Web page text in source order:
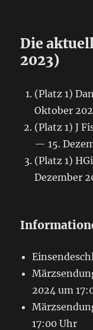
Die
2023)
(Platz 1)
Oktober
(Platz 1) J
— 15.
(Platz 1)
Dezember
2024 um
17:00 Uhr